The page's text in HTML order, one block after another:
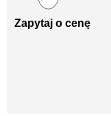
Zapytaj o cenę